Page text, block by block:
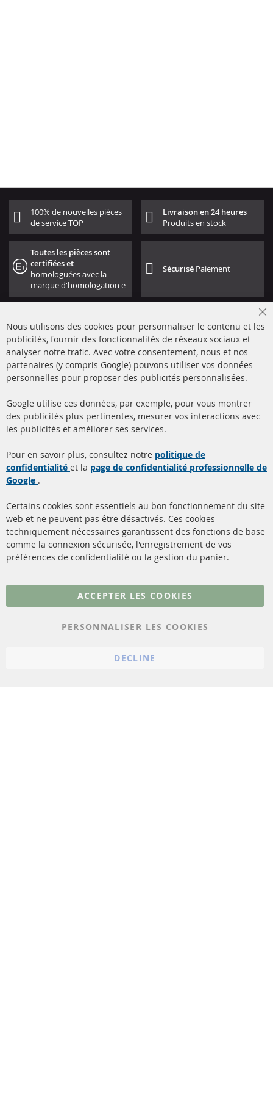
100% de nouvelles pièces
de service TOP
Livraison en 24 heures
Produits en stock
Toutes les pièces sont
certifiées et
homologuées avec la
marque d'homologation e
Sécurisé Paiement
+49 (0) 4533 799000
info@contra-automotive.de
facebook
instagram
Filtres à particules diesel
(FPD)
Catalyseur (CAT)
Capteurs
Matériel de montage
à propos de nous
livraison
Contact
Résilier le contrat
Plus de liens
Conditions générales
Nous utilisons des cookies pour personnaliser le contenu et les
publicités, fournir des fonctionnalités de réseaux sociaux et
analyser notre trafic. Avec votre consentement, nous et nos
partenaires (y compris Google) pouvons utiliser vos données
personnelles pour proposer des publicités personnalisées.
Google utilise ces données, par exemple, pour vous montrer
des publicités plus pertinentes, mesurer vos interactions avec
les publicités et améliorer ses services.
Pour en savoir plus, consultez notre politique de
confidentialité et la page de confidentialité professionnelle de
Google .
Certains cookies sont essentiels au bon fonctionnement du site
web et ne peuvent pas être désactivés. Ces cookies
techniquement nécessaires garantissent des fonctions de base
comme la connexion sécurisée, l'enregistrement de vos
préférences de confidentialité ou la gestion du panier.
ACCEPTER LES COOKIES
PERSONNALISER LES COOKIES
DECLINE